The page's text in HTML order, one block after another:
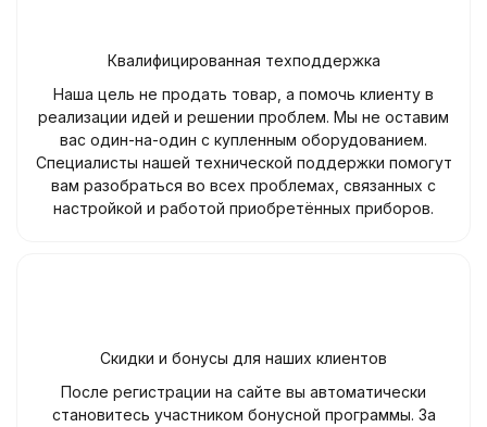
Квалифицированная техподдержка
Наша цель не продать товар, а помочь клиенту в
реализации идей и решении проблем. Мы не оставим
вас один-на-один с купленным оборудованием.
Специалисты нашей технической поддержки помогут
вам разобраться во всех проблемах, связанных с
настройкой и работой приобретённых приборов.
Скидки и бонусы для наших клиентов
После регистрации на сайте вы автоматически
становитесь участником бонусной программы. За